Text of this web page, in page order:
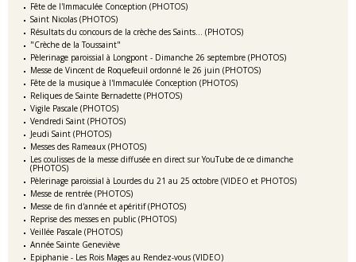
Fête de l'Immaculée Conception (PHOTOS)
Saint Nicolas (PHOTOS)
Résultats du concours de la crèche des Saints... (PHOTOS)
"Crèche de la Toussaint"
Pèlerinage paroissial à Longpont - Dimanche 26 septembre (PHOTOS)
Messe de Vincent de Roquefeuil ordonné le 26 juin (PHOTOS)
Fête de la musique à l'Immaculée Conception (PHOTOS)
Reliques de Sainte Bernadette (PHOTOS)
Vigile Pascale (PHOTOS)
Vendredi Saint (PHOTOS)
Jeudi Saint (PHOTOS)
Messes des Rameaux (PHOTOS)
Les coulisses de la messe diffusée en direct sur YouTube de ce dimanche
(PHOTOS)
Pèlerinage paroissial à Lourdes du 21 au 25 octobre (VIDEO et PHOTOS)
Messe de rentrée (PHOTOS)
Messe de fin d'année et apéritif (PHOTOS)
Reprise des messes en public (PHOTOS)
Veillée Pascale (PHOTOS)
Année Sainte Geneviève
Epiphanie - Les Rois Mages au Rendez-vous (VIDEO)